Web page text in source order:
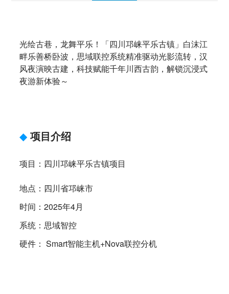
光绘古巷，龙舞平乐！「四川邛崃平乐古镇」白沫江
畔乐善桥卧波，思域联控系统精准驱动光影流转，汉
风夜演映古建，科技赋能千年川西古韵，解锁沉浸式
夜游新体验～
◆ 项目介绍
项目：四川邛崃平乐古镇项目
地点：四川省邛崃市
时间：2025年4月
系统：思域智控
硬件： Smart智能主机+Nova联控分机